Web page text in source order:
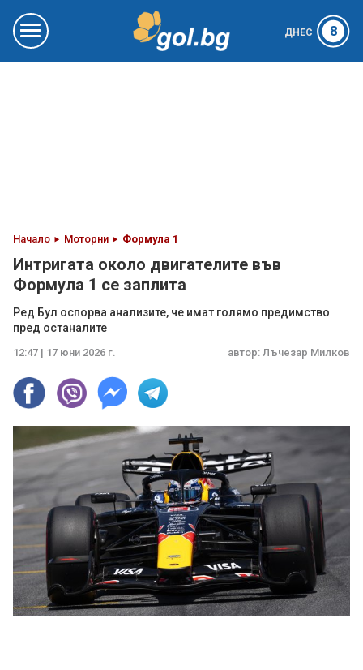
ДНЕС 8
Начало Моторни Формула 1
Интригата около двигателите във
Формула 1 се заплита
Ред Бул оспорва анализите, че имат голямо предимство
пред останалите
12:47 | 17 юни 2026 г. автор: Лъчезар Милков